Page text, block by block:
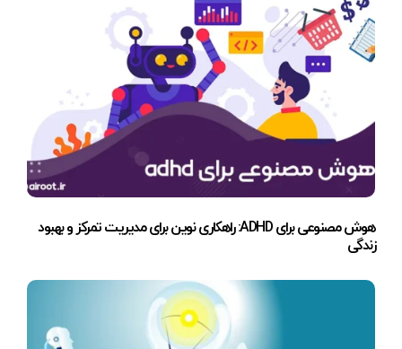
هوش مصنوعی برای ADHD: راهکاری نوین برای مدیریت تمرکز و بهبود
زندگی